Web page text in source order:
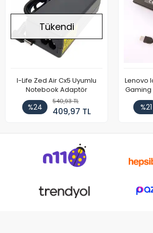
Tükendi
I-Life Zed Air Cx5 Uyumlu
Notebook Adaptör
%24
540,93 TL
409,97 TL
Lenovo
Gaming
%21